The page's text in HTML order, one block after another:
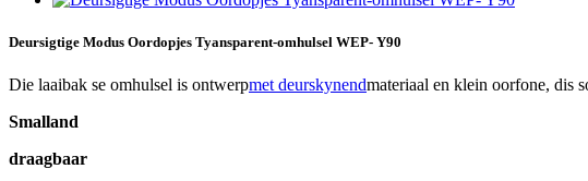
Deursigtige Modus Oordopjes Tyansparent-omhulsel WEP- Y90
Die laaibak se omhulsel is ontwerpmet deurskynendmateriaal en klein oorfone, dis
Smalland
draagbaar